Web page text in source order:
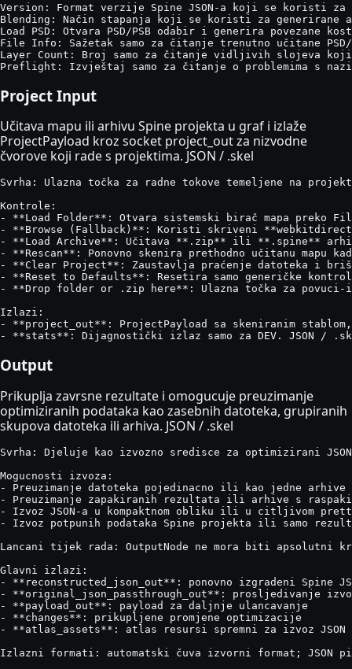
Version: Format verzije Spine JSON-a koji se koristi
Blending: Način stapanja koji se koristi za generirane
Load PSD: Otvara PSD/PSB odabir i generira povezane
File Info: Sažetak samo za čitanje trenutno učitane PSD/
Layer Count: Broj samo za čitanje vidljivih slojeva
Preflight: Izvještaj samo za čitanje o problemima s
Project Input
Učitava mapu ili arhivu Spine projekta u graf i izlaže
ProjectPayload kroz socket project_out za nizvodne
čvorove koji rade s projektima. JSON / .skel
Svrha: Ulazna točka za radne tokove temeljene na
Kontrole:
- **Load Folder**: Otvara sistemski birač mapa preko
- **Browse (Fallback)**: Koristi skriveni
- **Load Archive**: Učitava **.zip** ili **.spine**
- **Rescan**: Ponovno skenira prethodno učitanu
- **Clear Project**: Zaustavlja praćenje datoteka i briše
- **Reset to Defaults**: Resetira samo generičke
- **Drop folder or .zip here**: Ulazna točka za
Izlazi:
- **project_out**: ProjectPayload sa skeniranim
- **stats**: Dijagnostički izlaz samo za DEV. JSON /
Output
Prikuplja zavrsne rezultate i omogucuje preuzimanje
optimiziranih podataka kao zasebnih datoteka, grupiranih
skupova datoteka ili arhiva. JSON / .skel
Svrha: Djeluje kao izvozno sredisce za optimizirani
Mogucnosti izvoza:
- Preuzimanje datoteka pojedinacno ili kao jedne arhive
- Preuzimanje zapakiranih rezultata ili arhive s
- Izvoz JSON-a u kompaktnom obliku ili u citljivom
- Izvoz potpunih podataka Spine projekta ili samo
Lancani tijek rada: OutputNode ne mora biti
Glavni izlazi:
- **reconstructed_json_out**: ponovno izgradeni Spine
- **original_json_passthrough_out**: prosljedivanje
- **payload_out**: payload za daljnje ulancavanje
- **changes**: prikupljene promjene optimizacije
- **atlas_assets**: atlas resursi spremni za izvoz
Izlazni formati: automatski čuva izvorni format; JSON